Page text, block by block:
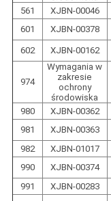
561 XJBN-00046
601
XJBN-00378
602
XJBN-00162
974
Wymagania w
zakresie
ochrony
środowiska
980 XJBN-00362
981
XJBN-00363
982
XJBN-01017
990
XJBN-00374
991
XJBN-00283